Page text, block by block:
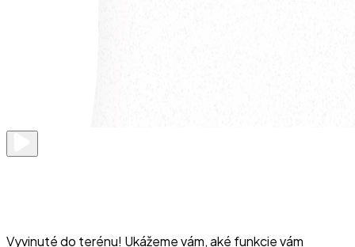
Vyvinuté do terénu! Ukážeme vám, aké funkcie vám